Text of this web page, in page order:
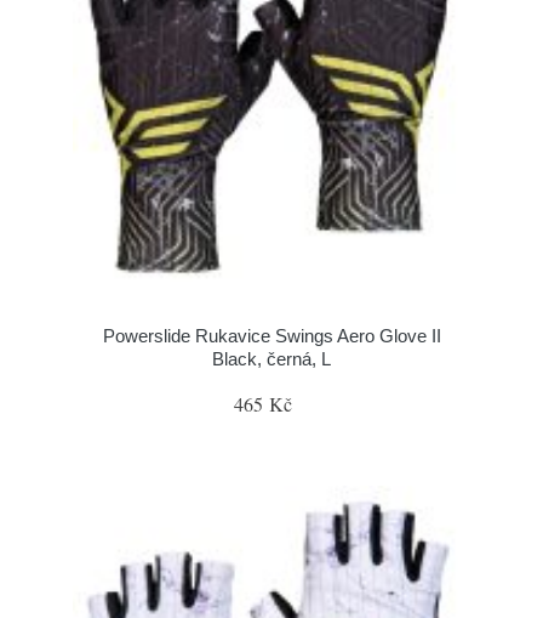
Powerslide Rukavice Swings Aero Glove II
Black, černá, L
465 Kč